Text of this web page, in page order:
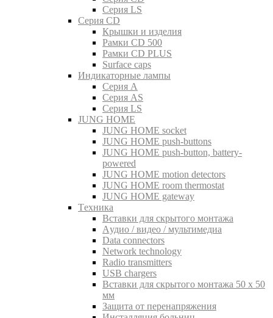
Серия LS
Серия CD
Крышки и изделия
Рамки CD 500
Рамки CD PLUS
Surface caps
Индикаторные лампы
Серия A
Серия AS
Серия LS
JUNG HOME
JUNG HOME socket
JUNG HOME push-buttons
JUNG HOME push-button, battery-
powered
JUNG HOME motion detectors
JUNG HOME room thermostat
JUNG HOME gateway
Tехника
Вставки для скрытого монтажа
Aудио / видео / мультимедиа
Data connectors
Network technology
Radio transmitters
USB chargers
Вставки для скрытого монтажа 50 x 50
мм
Защита от перенапряжения